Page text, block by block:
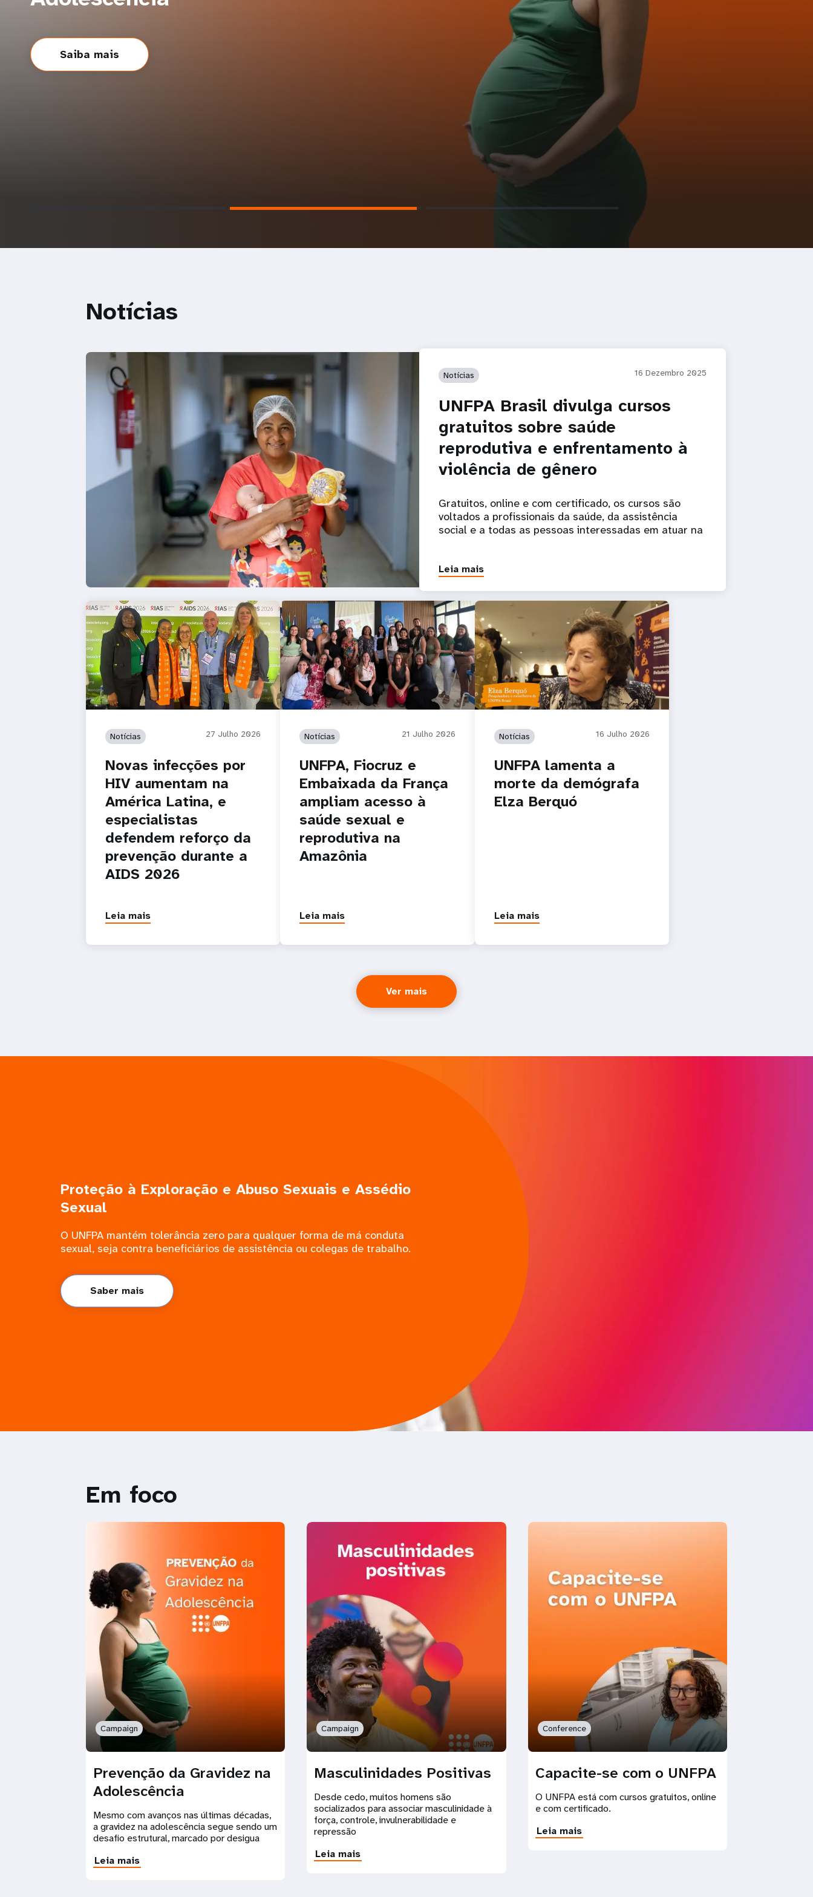
Doe agora
Saiba mais
Saiba mais
Notícias
Notícias 16 Dezembro 2025
UNFPA Brasil divulga cursos
gratuitos sobre saúde
reprodutiva e enfrentamento à
violência de gênero
Gratuitos, online e com certificado, os cursos são
voltados a profissionais da saúde, da assistência
social e a todas as pessoas interessadas em atuar na
Leia mais
Notícias 27 Julho 2026
Novas infecções por
HIV aumentam na
América Latina, e
especialistas
defendem reforço da
prevenção durante a
AIDS 2026
Leia mais
Notícias 21 Julho 2026
UNFPA, Fiocruz e
Embaixada da França
ampliam acesso à
saúde sexual e
reprodutiva na
Amazônia
Leia mais
Notícias 16 Julho 2026
UNFPA lamenta a
morte da demógrafa
Elza Berquó
Leia mais
Ver mais
Proteção à Exploração e Abuso Sexuais e Assédio
Sexual
O UNFPA mantém tolerância zero para qualquer forma de má conduta
sexual, seja contra beneficiários de assistência ou colegas de trabalho.
Saber mais
Em foco
Campaign
Prevenção da Gravidez na
Adolescência
Mesmo com avanços nas últimas décadas,
a gravidez na adolescência segue sendo um
desafio estrutural, marcado por desigua
Leia mais
Campaign
Masculinidades Positivas
Desde cedo, muitos homens são
socializados para associar masculinidade à
força, controle, invulnerabilidade e
repressão
Leia mais
Conference
Capacite-se com o UNFPA
O UNFPA está com cursos gratuitos, online
e com certificado.
Leia mais